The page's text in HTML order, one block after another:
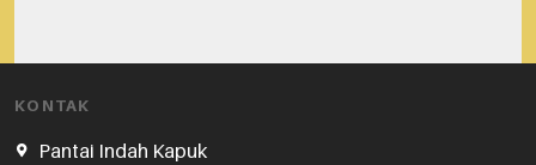
Untuk memastikan berlian asli sebelum digadai, mulai dari tes kabut…
KONTAK
Pantai Indah Kapuk